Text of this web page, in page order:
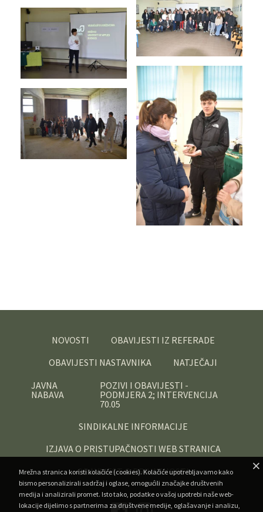
NOVOSTI
OBAVIJESTI IZ REFERADE
OBAVIJESTI NASTAVNIKA
NATJEČAJI
JAVNA
NABAVA
POZIVI I OBAVIJESTI -
PODMJERA 2; INTERVENCIJA
70.05
SINDIKALNE INFORMACIJE
IZJAVA O PRISTUPAČNOSTI WEB STRANICA
OBAVIJEST O PRIVATNOSTI
Mrežna stranica koristi kolačiće (cookies). Kolačiće upotrebljavamo kako
bismo personalizirali sadržaj i oglase, omogućili značajke društvenih
medija i analizirali promet. Isto tako, podatke o vašoj upotrebi naše web-
lokacije dijelimo s partnerima za društvene medije, oglašavanje i analizu,